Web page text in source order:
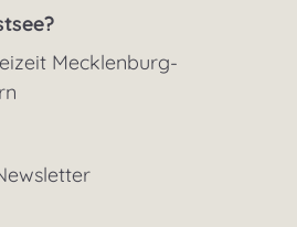
Mecklenburg-